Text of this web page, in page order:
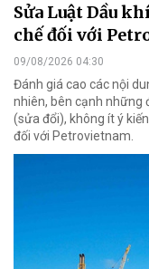
Sửa Luật Dầu
chế đối với
09/08/2026 04:30
Đánh giá cao các nội
nhiên, bên cạnh những
(sửa đổi), không ít ý
đối với Petrovietnam.